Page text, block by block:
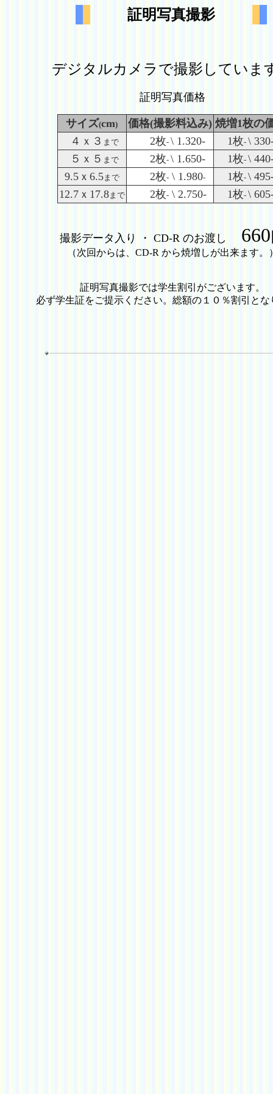
証明写真撮影
デジタルカメラで撮影していま
証明写真価格
サイズ(cm) 価格(撮影料込み) 焼増1枚の
４ｘ３ まで 2枚- \ 1.320- 1枚- \
５ｘ５ まで 2枚- \ 1.650- 1枚- \
9.5ｘ6.5まで 2枚-\ 1.980- 1枚- \
12.7ｘ17.8まで 2枚-\ 2.750- 1枚- \
撮影データ入り ・ CD-R のお渡し 660
（次回からは、CD-R から焼増しが出来ます。
証明写真撮影では学生割引がございます。
必ず学生証をご提示ください。総額の１０％割引とな